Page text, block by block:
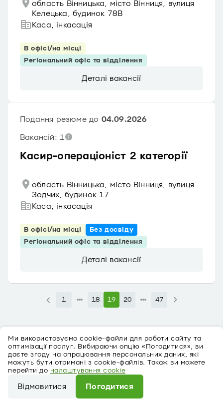
Ми використовуємо cookie-файли для роботи сайту та
оптимізації послуг. Вибираючи опцію «Погодитися», ви
даєте згоду на опрацювання персональних даних, які
можуть бути отримані з cookie-файлів. Також ви можете
перейти до налаштування cookie
Відмовитися
Погодитися
область Вінницька, місто Вінниця, вулиця
Келецька, будинок 78В
Каса, інкасація
В офісі/на місці
Регіональний офіс та відділення
Деталі вакансії
Касир-операціоніст 2 категорії
Подання резюме до 04.09.2026
Вакансій: 1
область Вінницька, місто Вінниця, вулиця
Зодчих, будинок 17
Каса, інкасація
В офісі/на місці
Без досвіду
Регіональний офіс та відділення
Деталі вакансії
1 18 19 20 47
2026 ПриватБанк Ліцензія № 22 від 05.10.2011